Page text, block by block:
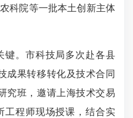
科院等一批本土创新主体
。市科技局多次赴各县
成果转移转化及技术合同
究班，邀请 上海技术交易
工程师现场授课，结合实